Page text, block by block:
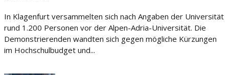
In Klagenfurt versammelten sich nach Angaben der Universität
rund 1.200 Personen vor der Alpen-Adria-Universität. Die
Demonstrierenden wandten sich gegen mögliche Kürzungen
im Hochschulbudget und...